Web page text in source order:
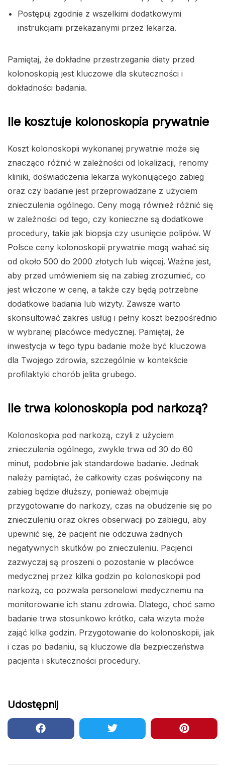
Postępuj zgodnie z wszelkimi dodatkowymi
instrukcjami przekazanymi przez lekarza.
Pamiętaj, że dokładne przestrzeganie diety przed
kolonoskopią jest kluczowe dla skuteczności i
dokładności badania.
Ile kosztuje kolonoskopia prywatnie
Koszt kolonoskopii wykonanej prywatnie może się
znacząco różnić w zależności od lokalizacji, renomy
kliniki, doświadczenia lekarza wykonującego zabieg
oraz czy badanie jest przeprowadzane z użyciem
znieczulenia ogólnego. Ceny mogą również różnić się
w zależności od tego, czy konieczne są dodatkowe
procedury, takie jak biopsja czy usunięcie polipów. W
Polsce ceny kolonoskopii prywatnie mogą wahać się
od około 500 do 2000 złotych lub więcej. Ważne jest,
aby przed umówieniem się na zabieg zrozumieć, co
jest wliczone w cenę, a także czy będą potrzebne
dodatkowe badania lub wizyty. Zawsze warto
skonsultować zakres usług i pełny koszt bezpośrednio
w wybranej placówce medycznej. Pamiętaj, że
inwestycja w tego typu badanie może być kluczowa
dla Twojego zdrowia, szczególnie w kontekście
profilaktyki chorób jelita grubego.
Ile trwa kolonoskopia pod narkozą?
Kolonoskopia pod narkozą, czyli z użyciem
znieczulenia ogólnego, zwykle trwa od 30 do 60
minut, podobnie jak standardowe badanie. Jednak
należy pamiętać, że całkowity czas poświęcony na
zabieg będzie dłuższy, ponieważ obejmuje
przygotowanie do narkozy, czas na obudzenie się po
znieczuleniu oraz okres obserwacji po zabiegu, aby
upewnić się, że pacjent nie odczuwa żadnych
negatywnych skutków po znieczuleniu. Pacjenci
zazwyczaj są proszeni o pozostanie w placówce
medycznej przez kilka godzin po kolonoskopii pod
narkozą, co pozwala personelowi medycznemu na
monitorowanie ich stanu zdrowia. Dlatego, choć samo
badanie trwa stosunkowo krótko, cała wizyta może
zająć kilka godzin. Przygotowanie do kolonoskopii, jak
i czas po badaniu, są kluczowe dla bezpieczeństwa
pacjenta i skuteczności procedury.
Udostępnij